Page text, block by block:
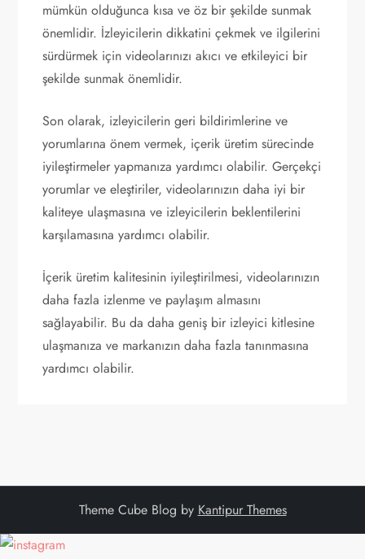
mümkün olduğunca kısa ve öz bir şekilde sunmak
önemlidir. İzleyicilerin dikkatini çekmek ve ilgilerini
sürdürmek için videolarınızı akıcı ve etkileyici bir
şekilde sunmak önemlidir.
Son olarak, izleyicilerin geri bildirimlerine ve
yorumlarına önem vermek, içerik üretim sürecinde
iyileştirmeler yapmanıza yardımcı olabilir. Gerçekçi
yorumlar ve eleştiriler, videolarınızın daha iyi bir
kaliteye ulaşmasına ve izleyicilerin beklentilerini
karşılamasına yardımcı olabilir.
İçerik üretim kalitesinin iyileştirilmesi, videolarınızın
daha fazla izlenme ve paylaşım almasını
sağlayabilir. Bu da daha geniş bir izleyici kitlesine
ulaşmanıza ve markanızın daha fazla tanınmasına
yardımcı olabilir.
Theme Cube Blog by Kantipur Themes